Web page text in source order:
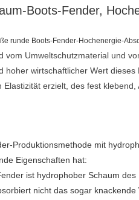
Boots-Fender,
vom Umweltschutzmaterial und
hoher wirtschaftlicher Wert
erzielt, des fest
Produktionsmethode mit
Eigenschaften hat:
ist hydrophober Schaum
nicht das sogar knackende